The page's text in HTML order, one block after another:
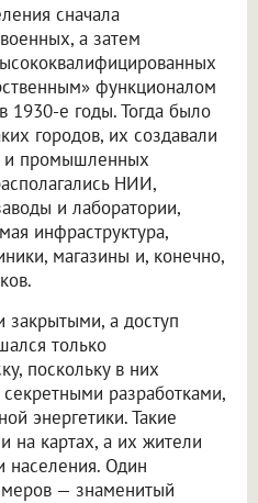
сначала
а затем
функционалом
1930-е годы. Тогда было
городов, их создавали
и промышленных
НИИ,
и лаборатории,
инфраструктура,
магазины и, конечно,
закрытыми, а доступ
только
поскольку в них
разработками,
энергетики. Такие
на картах, а их жители
населения. Один
— знаменитый